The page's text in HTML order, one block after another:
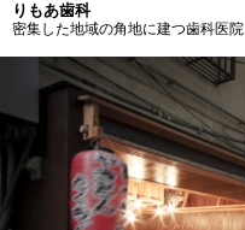
りもあ歯科
密集した地域の角地に建つ歯科医院